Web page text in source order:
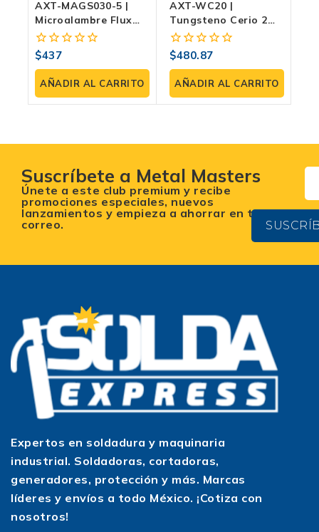
AXT-MAGS030-5 |
Microalambre Flux
Core 0.8 Mm (0.030”)
SIN GAS – Rollo 5.0
Kg (E71T-GS)
0
fuera
de
5
$437
AÑADIR AL CARRITO
AXT-WC20 |
Tungsteno Cerio 2%
3/32” X 7” (2.4 × 178
Mm) Para TIG –
Blíster 10 Piezas
0
fuera
de
5
$480.87
AÑADIR AL CARRITO
Suscríbete a Metal Masters
Únete a este club premium y recibe
promociones especiales, nuevos
lanzamientos y empieza a ahorrar en tu
correo.
Expertos en soldadura y maquinaria
industrial. Soldadoras, cortadoras,
generadores, protección y más. Marcas
líderes y envíos a todo México. ¡Cotiza con
nosotros!